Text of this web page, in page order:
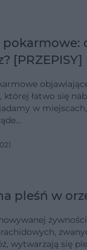
[PRZEPISY]
której łatwo się
w
pleśń w
wytwarzają się